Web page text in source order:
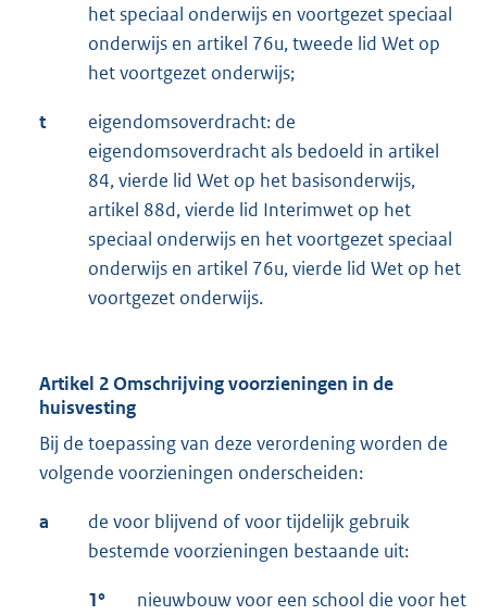
het speciaal onderwijs en voortgezet speciaal
onderwijs en artikel 76u, tweede lid Wet op
het voortgezet onderwijs;
t
eigendomsoverdracht: de
eigendomsoverdracht als bedoeld in artikel
84, vierde lid Wet op het basisonderwijs,
artikel 88d, vierde lid Interimwet op het
speciaal onderwijs en het voortgezet speciaal
onderwijs en artikel 76u, vierde lid Wet op het
voortgezet onderwijs.
Artikel 2 Omschrijving voorzieningen in de
huisvesting
Bij de toepassing van deze verordening worden de
volgende voorzieningen onderscheiden:
a
de voor blijvend of voor tijdelijk gebruik
bestemde voorzieningen bestaande uit:
1°
nieuwbouw voor een school die voor het